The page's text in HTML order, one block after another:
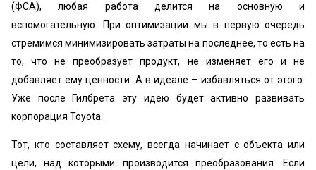
(ФСА), любая работа делится на основную и
вспомогательную. При оптимизации мы в первую очередь
стремимся минимизировать затраты на последнее, то есть на
то, что не преобразует продукт, не изменяет его и не
добавляет ему ценности. А в идеале – избавляться от этого.
Уже после Гилбрета эту идею будет активно развивать
корпорация Toyota.
Тот, кто составляет схему, всегда начинает с объекта или
цели, над которыми производится преобразования. Если